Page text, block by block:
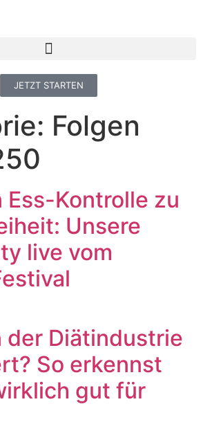
JETZT STARTEN
Folgen
Ess-Kontrolle zu
Unsere
live vom
der Diätindustrie
So erkennst
gut für